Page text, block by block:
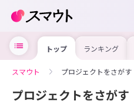
トップ ランキング
スマウト プロジェクトをさがす
プロジェクトをさがす